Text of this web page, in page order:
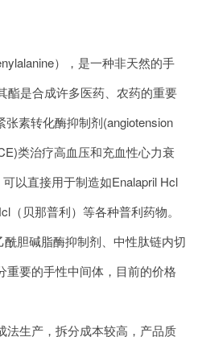
），是一种非天然的手
酯是合成许多医药、农药的重要
素转化酶抑制剂(angiotension
类治疗高血压和充血性心力衰
以直接用于制造如Enalapril Hcl
（贝那普利）等各种普利药物。
胆碱脂酶抑制剂、中性肽链内切
重要的手性中间体，目前的价格
生产，拆分成本较高，产品质